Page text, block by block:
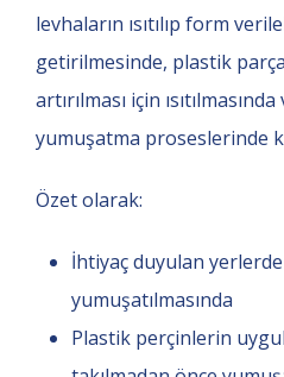
levhaların ısıtılıp form
getirilmesinde, plastik
artırılması için
yumuşatma proseslerinde
Özet olarak:
İhtiyaç duyulan
yumuşatılmasında
Plastik perçinlerin